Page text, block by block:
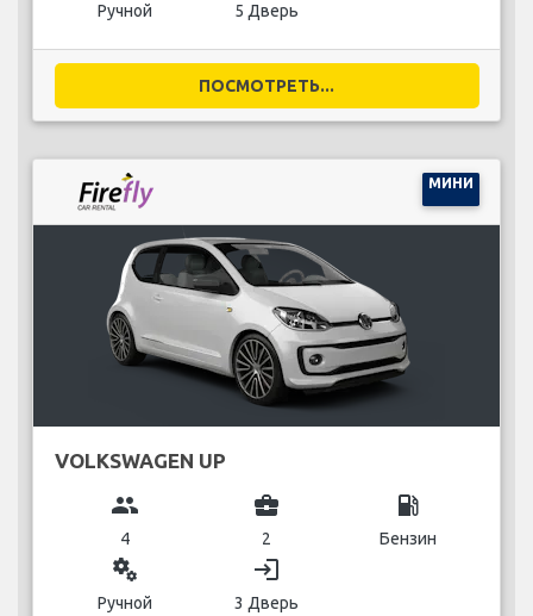
Ручной 5 Дверь
ПОСМОТРЕТЬ...
МИНИ
VOLKSWAGEN UP
group
4
business_center
2
local_gas_station
Бензин
miscellaneous_services
Ручной
login
3 Дверь